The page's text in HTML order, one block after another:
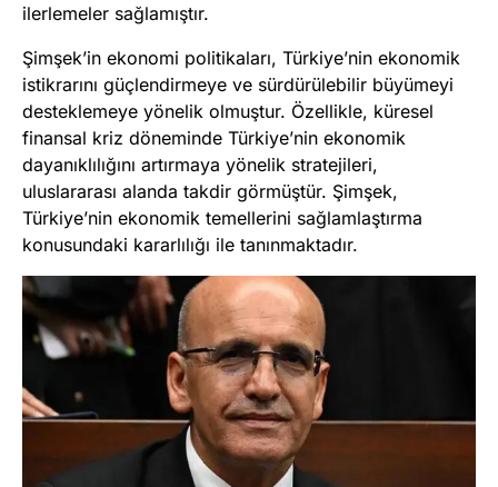
ilerlemeler sağlamıştır.
Şimşek’in ekonomi politikaları, Türkiye’nin ekonomik
istikrarını güçlendirmeye ve sürdürülebilir büyümeyi
desteklemeye yönelik olmuştur. Özellikle, küresel
finansal kriz döneminde Türkiye’nin ekonomik
dayanıklılığını artırmaya yönelik stratejileri,
uluslararası alanda takdir görmüştür. Şimşek,
Türkiye’nin ekonomik temellerini sağlamlaştırma
konusundaki kararlılığı ile tanınmaktadır.